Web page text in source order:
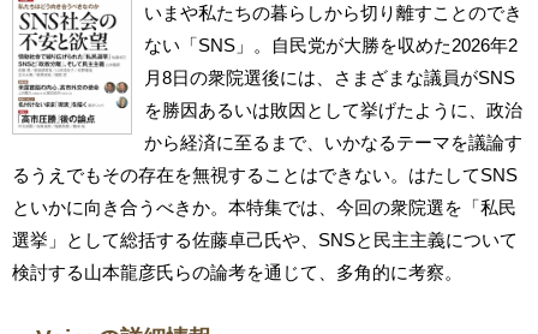
いまや私たちの暮らしから切り離すことのでき
ない「SNS」。自民党が大勝を収めた2026年2
月8日の衆院選後には、さまざまな議員がSNS
を勝因あるいは敗因として挙げたように、政治
から経済に至るまで、いかなるテーマを議論す
るうえでもその存在を無視することはできない。はたしてSNS
といかに向き合うべきか。本特集では、今回の衆院選を「私民
選挙」として総括する佐藤卓己氏や、SNSと民主主義について
検討する山本龍彦氏らの論考を通じて、多角的に考察。